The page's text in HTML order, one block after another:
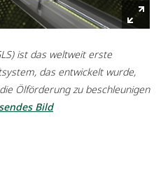
ist das weltweit erste
das entwickelt wurde,
Ölförderung zu beschleunigen
Bild